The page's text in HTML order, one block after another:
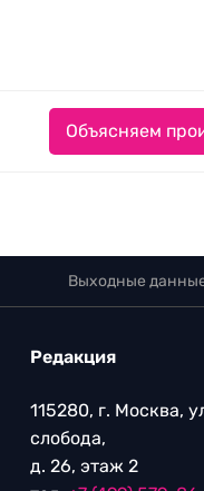
Объясняем
Выходные
Редакция
115280, г. Москва,
слобода,
д. 26, этаж 2